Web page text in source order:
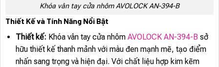
Khóa vân tay cửa nhôm AVOLOCK AN-394-B
Thiết Kế và Tính Năng Nổi Bật
Thiết kế: Khóa vân tay cửa nhôm AVOLOCK AN-394-B sở
hữu thiết kế thanh mảnh với màu đen mạnh mẽ, tạo điểm
nhấn sang trọng và hiện đại. Với chất liệu hợp kim kẽm